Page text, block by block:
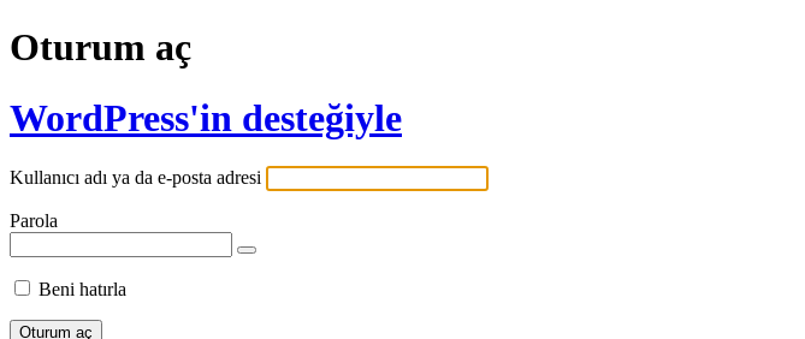
Oturum aç
WordPress'in desteğiyle
Kullanıcı adı ya da e-posta adresi
Parola
Beni hatırla